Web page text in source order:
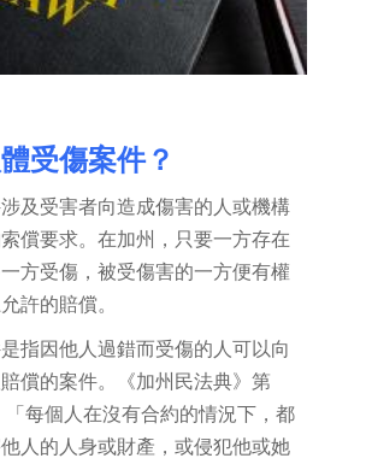
受傷案件？
及受害者向造成傷害的人或機構
償要求。在加州，只要一方存在
方受傷，被受傷害的一方便有權
許的賠償。
指因他人過錯而受傷的人可以向
償的案件。《加州民法典》第
每個人在沒有合約的情況下，都
人的人身或財產，或侵犯他或她